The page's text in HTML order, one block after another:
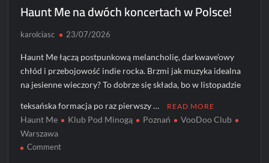
Haunt Me na dwóch koncertach w Polsce!
karolciasc 23/07/2026
Haunt Me łączą postpunkową melancholię, darkwave’owy
chłód i przebojowość indie rocka. Brzmi jak muzyka idealna
na jesienne wieczory? To dobrze się składa, bo w listopadzie
teksańska formacja po raz pierwszy … READ MORE
Haunt Me Klub Pod Minogą Poznań
VooDoo Club
Warszawa
Commenton